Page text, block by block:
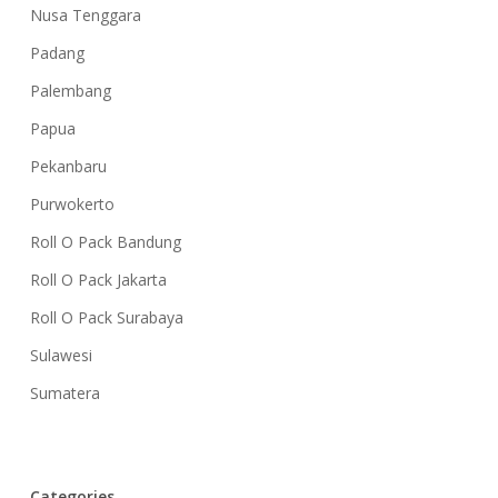
Nusa Tenggara
Padang
Palembang
Papua
Pekanbaru
Purwokerto
Roll O Pack Bandung
Roll O Pack Jakarta
Roll O Pack Surabaya
Sulawesi
Sumatera